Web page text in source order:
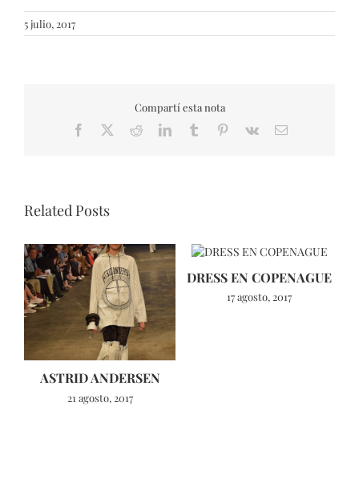
5 julio, 2017
Compartí esta nota
Facebook RedditLinkedInTumblr Pinterest
Vk Email
Related Posts
ASTRID ANDERSEN
21 agosto, 2017
DRESS EN COPENAGUE
17 agosto, 2017